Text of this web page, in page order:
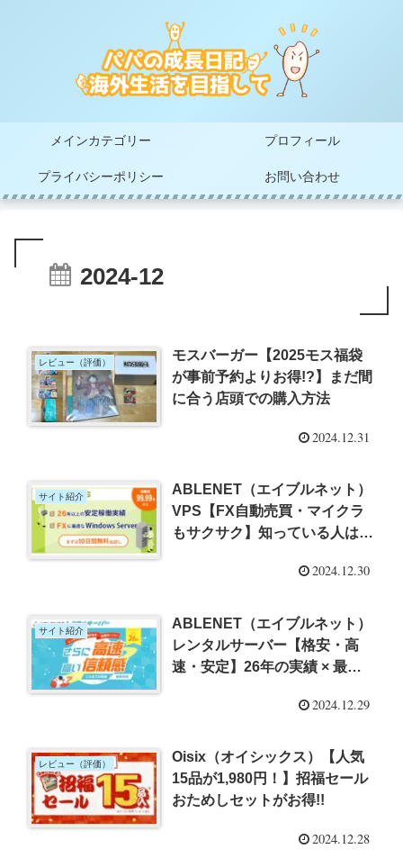
メインカテゴリー プロフィール
プライバシーポリシー お問い合わせ
2024-12
レビュー（評価）
モスバーガー【2025モス福袋
が事前予約よりお得!?】まだ間
に合う店頭での購入方法
2024.12.31
サイト紹介
ABLENET（エイブルネット）
VPS【FX自動売買・マイクラ
もサクサク】知っている人は使
2024.12.30
サイト紹介
ABLENET（エイブルネット）
レンタルサーバー【格安・高
速・安定】26年の実績 × 最新
2024.12.29
レビュー（評価）
Oisix（オイシックス）【人気
15品が1,980円！】招福セール
おためしセットがお得!!
2024.12.28